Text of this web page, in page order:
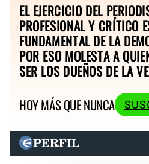
EL EJERCICIO DEL
PROFESIONAL Y CRÍTICO
FUNDAMENTAL DE LA
POR ESO MOLESTA A
SER LOS DUEÑOS DE LA
HOY MÁS QUE NUNCA